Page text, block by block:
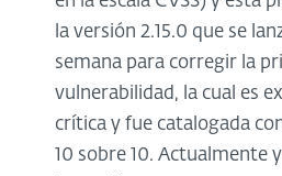
la versión 2.15.0 que se
semana para corregir la
vulnerabilidad, la cual es
crítica y fue catalogada
10 sobre 10. Actualmente